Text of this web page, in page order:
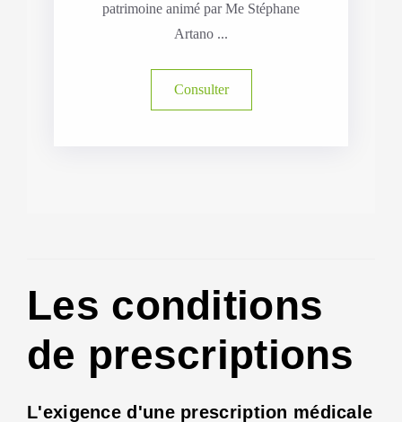
patrimoine animé par Me Stéphane
Artano ...
Consulter
Les conditions
de prescriptions
L'exigence d'une prescription médicale